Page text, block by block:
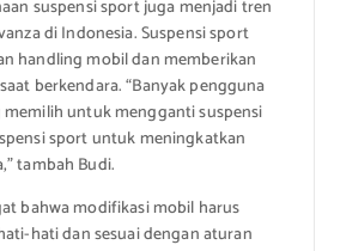
suspensi sport juga menjadi tren
di Indonesia. Suspensi sport
handling mobil dan memberikan
berkendara. “Banyak pengguna
untuk mengganti suspensi
sport untuk meningkatkan
tambah Budi.
bahwa modifikasi mobil harus
hati dan sesuai dengan aturan